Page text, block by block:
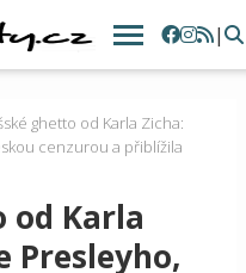
|
ghetto od Karla Zicha:
cenzurou a přiblížila
od Karla
Presleyho,